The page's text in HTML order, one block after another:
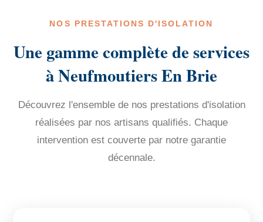
NOS PRESTATIONS D'ISOLATION
Une gamme complète de services
à Neufmoutiers En Brie
Découvrez l'ensemble de nos prestations d'isolation
réalisées par nos artisans qualifiés. Chaque
intervention est couverte par notre garantie
décennale.